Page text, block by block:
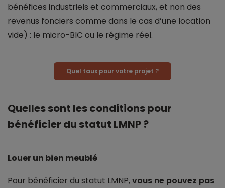
bénéfices industriels et commerciaux, et non des
revenus fonciers comme dans le cas d’une location
vide) : le micro-BIC ou le régime réel.
Quel taux pour votre projet ?
Quelles sont les conditions pour
bénéficier du statut LMNP ?
Louer un bien meublé
Pour bénéficier du statut LMNP,vous ne pouvez pas